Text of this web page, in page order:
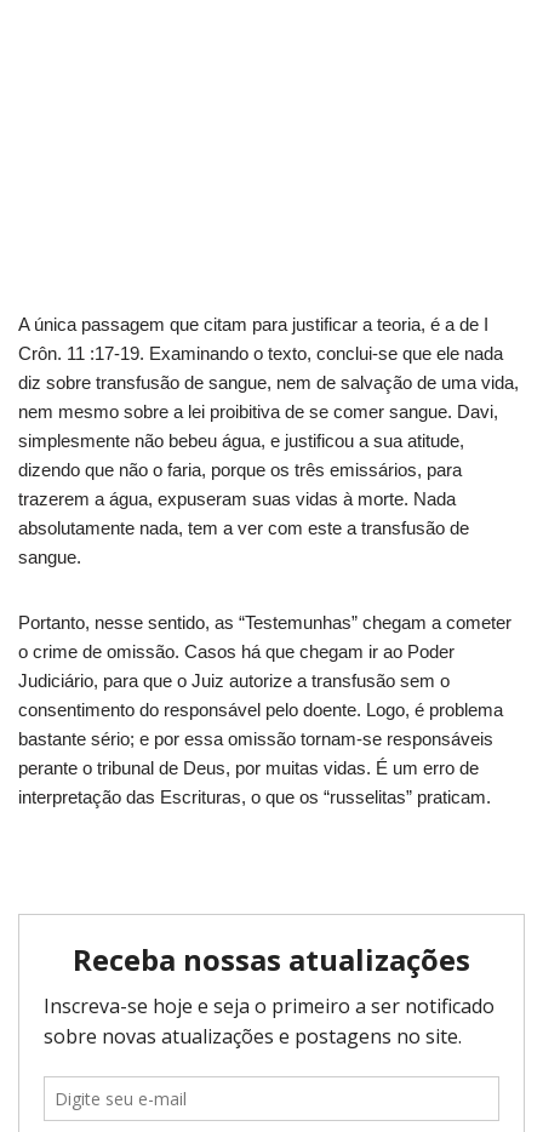
A única passagem que citam para justificar a teoria, é a de I
Crôn. 11 :17-19. Examinando o texto, conclui-se que ele nada
diz sobre transfusão de sangue, nem de salvação de uma vida,
nem mesmo sobre a lei proibitiva de se comer sangue. Davi,
simplesmente não bebeu água, e justificou a sua atitude,
dizendo que não o faria, porque os três emissários, para
trazerem a água, expuseram suas vidas à morte. Nada
absolutamente nada, tem a ver com este a transfusão de
sangue.
Portanto, nesse sentido, as “Testemunhas” chegam a cometer
o crime de omissão. Casos há que chegam ir ao Poder
Judiciário, para que o Juiz autorize a transfusão sem o
consentimento do responsável pelo doente. Logo, é problema
bastante sério; e por essa omissão tornam-se responsáveis
perante o tribunal de Deus, por muitas vidas. É um erro de
interpretação das Escrituras, o que os “russelitas” praticam.